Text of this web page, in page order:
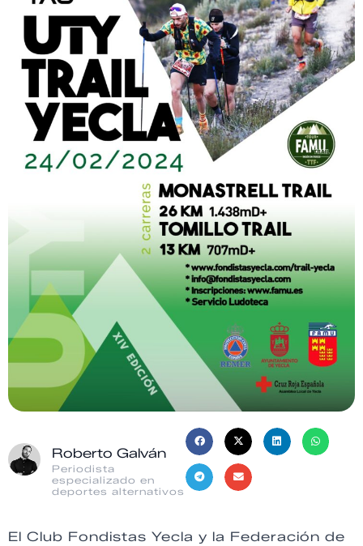
Roberto Galván
Periodista
especializado en
deportes alternativos
El Club Fondistas Yecla y la Federación de